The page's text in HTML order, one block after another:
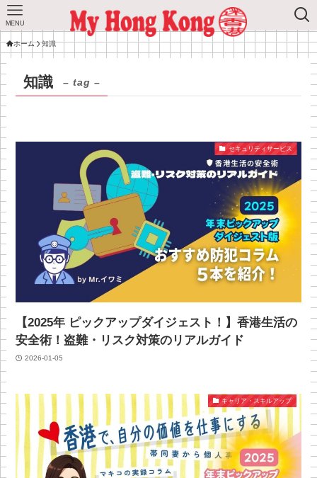
MENU
ホーム 知識
知識 – tag –
セキュリティサービス
【2025年 ピックアップダイジェスト！】香港生活の
安全術！盗難・リスク対策のリアルガイド
2026-01-05
キャリア・スキルアップ